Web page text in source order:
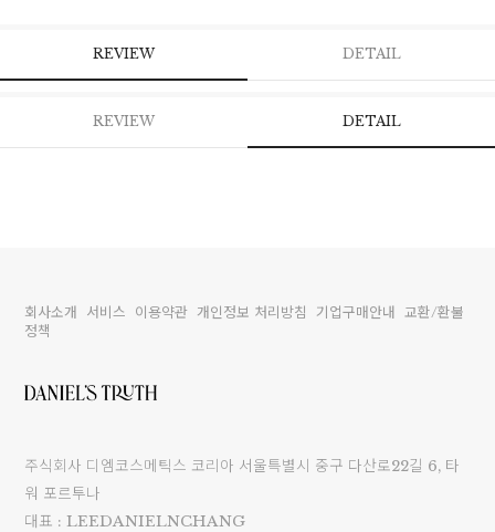
PAYCO 바로구매
REVIEW DETAIL
REVIEW DETAIL
회사소개 서비스 이용약관 개인정보 처리방침 기업구매안내
교환/환불
정책
주식회사 디엠코스메틱스 코리아 서울특별시 중구 다산로22길 6, 타
워 포르투나
대표 : LEEDANIELNCHANG